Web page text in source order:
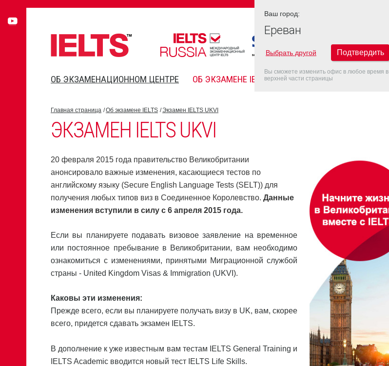
ОБ ЭКЗАМЕНАЦИОННОМ ЦЕНТРЕ ОБ ЭКЗАМЕНЕ IELTS FAQ ДАТЫ IELTS 2026
Главная страница Об экзамене IELTS Экзамен IELTS UKVI
ЭКЗАМЕН IELTS UKVI
20 февраля 2015 года правительство Великобритании
анонсировало важные изменения, касающиеся тестов по
английскому языку (Secure English Language Tests (SELT)) для
получения любых типов виз в Соединенное Королевство. Данные
изменения вступили в силу с 6 апреля 2015 года.
Если вы планируете подавать визовое заявление на временное
или постоянное пребывание в Великобритании, вам необходимо
ознакомиться с изменениями, принятыми Миграционной службой
страны - United Kingdom Visas & Immigration (UKVI).
Каковы эти изменения:
Прежде всего, если вы планируете получать визу в UK, вам, скорее
всего, придется сдавать экзамен IELTS.
В дополнение к уже известным вам тестам IELTS General Training и
IELTS Academic вводится новый тест IELTS Life Skills.
Ваш город:
Ереван
Выбрать другой Подтвердить
Вы сможете изменить офис в любое время в
верхней части страницы